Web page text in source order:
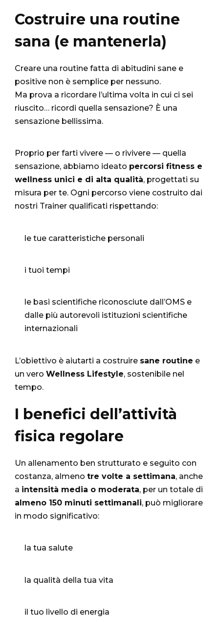
Costruire una routine
sana (e mantenerla)
Creare una routine fatta di abitudini sane e
positive non è semplice per nessuno.
Ma prova a ricordare l’ultima volta in cui ci sei
riuscito… ricordi quella sensazione? È una
sensazione bellissima.
Proprio per farti vivere — o rivivere — quella
sensazione, abbiamo ideato percorsi fitness e
wellness unici e di alta qualità, progettati su
misura per te. Ogni percorso viene costruito dai
nostri Trainer qualificati rispettando:
le tue caratteristiche personali
i tuoi tempi
le basi scientifiche riconosciute dall’OMS e
dalle più autorevoli istituzioni scientifiche
internazionali
L’obiettivo è aiutarti a costruire sane routine e
un vero Wellness Lifestyle, sostenibile nel
tempo.
I benefici dell’attività
fisica regolare
Un allenamento ben strutturato e seguito con
costanza, almeno tre volte a settimana, anche
a intensità media o moderata, per un totale di
almeno 150 minuti settimanali, può migliorare
in modo significativo:
la tua salute
la qualità della tua vita
il tuo livello di energia